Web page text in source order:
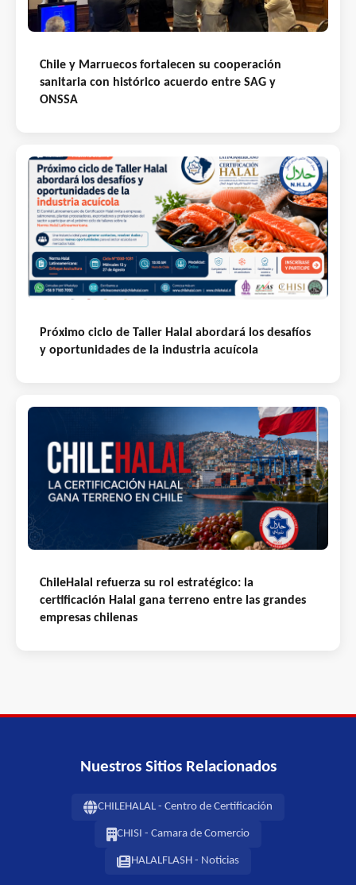
Chile y Marruecos fortalecen su cooperación
sanitaria con histórico acuerdo entre SAG y
ONSSA
Próximo ciclo de Taller Halal abordará los desafíos
y oportunidades de la industria acuícola
ChileHalal refuerza su rol estratégico: la
certificación Halal gana terreno entre las grandes
empresas chilenas
Nuestros Sitios Relacionados
CHILEHALAL - Centro de Certificación
CHISI - Camara de Comercio
HALALFLASH - Noticias